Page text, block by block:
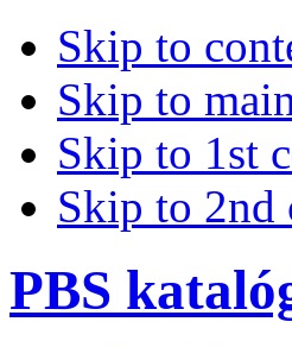
Skip to
Skip to
Skip to 1st
Skip to 2nd
PBS